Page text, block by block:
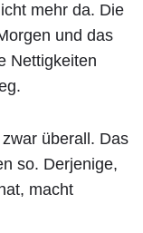
mehr da. Die
und das
Nettigkeiten
überall. Das
so. Derjenige,
macht